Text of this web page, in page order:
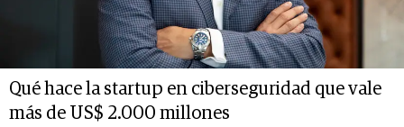
Qué hace la startup en ciberseguridad que vale
más de US$ 2.000 millones